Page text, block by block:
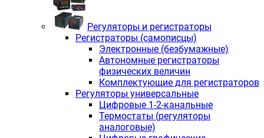
Регуляторы и регистраторы
Регистраторы (самописцы)
Электронные (безбумажные)
Автономные регистраторы
физических величин
Комплектующие для регистраторов
Регуляторы универсальные
Цифровые 1-2-канальные
Термостаты (регуляторы
аналоговые)